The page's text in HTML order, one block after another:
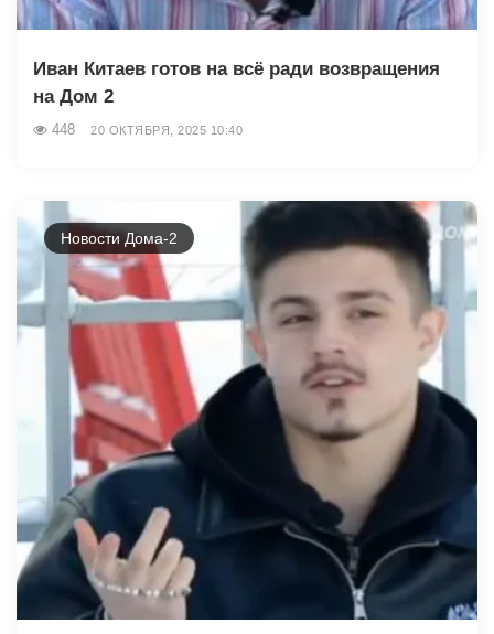
Иван Китаев готов на всё ради возвращения
на Дом 2
448 20 ОКТЯБРЯ, 2025 10:40
Новости Дома-2